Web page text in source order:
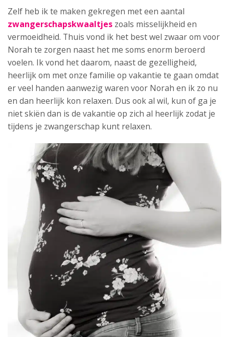
Zelf heb ik te maken gekregen met een aantal
zwangerschapskwaaltjes zoals misselijkheid en
vermoeidheid. Thuis vond ik het best wel zwaar om voor
Norah te zorgen naast het me soms enorm beroerd
voelen. Ik vond het daarom, naast de gezelligheid,
heerlijk om met onze familie op vakantie te gaan omdat
er veel handen aanwezig waren voor Norah en ik zo nu
en dan heerlijk kon relaxen. Dus ook al wil, kun of ga je
niet skiën dan is de vakantie op zich al heerlijk zodat je
tijdens je zwangerschap kunt relaxen.